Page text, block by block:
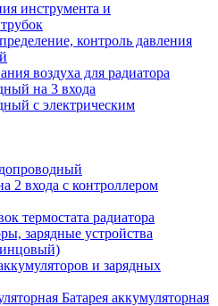
инструмента и
контроль давления
воздуха для радиатора
на 3 входа
с электрическим
2 входа с контроллером
термостата радиатора
зарядные устройства
и зарядных
Батарея аккумуляторная